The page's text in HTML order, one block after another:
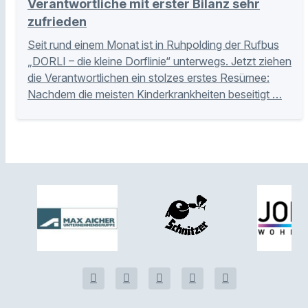
Verantwortliche mit erster Bilanz sehr
zufrieden
Seit rund einem Monat ist in Ruhpolding der Rufbus
„DORLI – die kleine Dorflinie“ unterwegs. Jetzt ziehen
die Verantwortlichen ein stolzes erstes Resümee:
Nachdem die meisten Kinderkrankheiten beseitigt …